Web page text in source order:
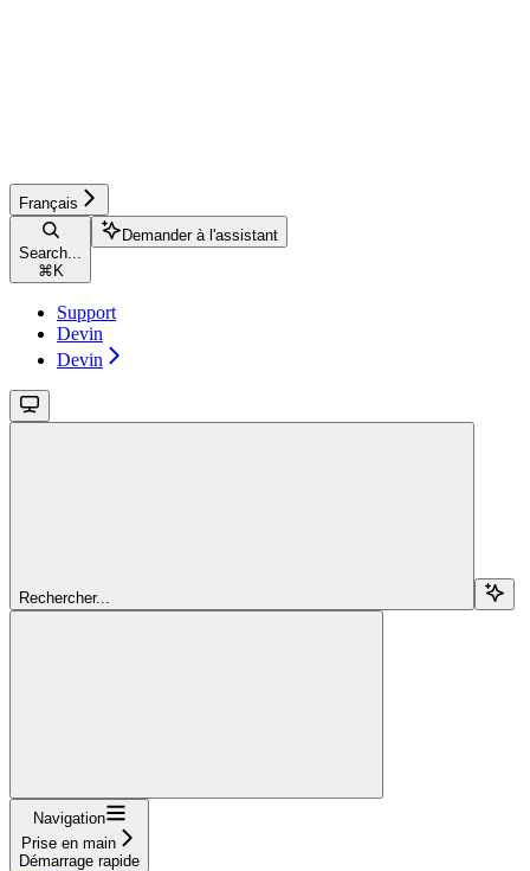
Français
Search...
⌘ K
Demander à l'assistant
Support
Devin
Devin
Rechercher...
Navigation
Prise en main
Démarrage rapide